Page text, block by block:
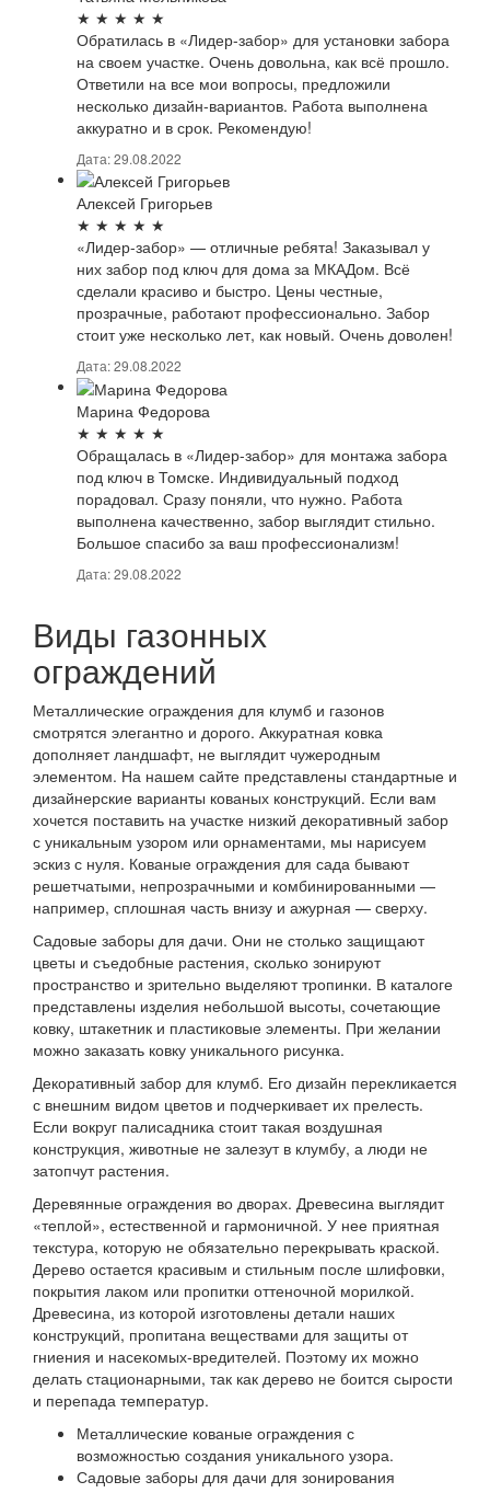
★ ★ ★ ★ ★
Обратилась в «Лидер-забор» для установки забора
на своем участке. Очень довольна, как всё прошло.
Ответили на все мои вопросы, предложили
несколько дизайн-вариантов. Работа выполнена
аккуратно и в срок. Рекомендую!
Дата: 29.08.2022
Алексей Григорьев
★ ★ ★ ★ ★
«Лидер-забор» — отличные ребята! Заказывал у
них забор под ключ для дома за МКАДом. Всё
сделали красиво и быстро. Цены честные,
прозрачные, работают профессионально. Забор
стоит уже несколько лет, как новый. Очень доволен!
Дата: 29.08.2022
Марина Федорова
★ ★ ★ ★ ★
Обращалась в «Лидер-забор» для монтажа забора
под ключ в Томске. Индивидуальный подход
порадовал. Сразу поняли, что нужно. Работа
выполнена качественно, забор выглядит стильно.
Большое спасибо за ваш профессионализм!
Дата: 29.08.2022
Виды газонных
ограждений
Металлические ограждения для клумб и газонов
смотрятся элегантно и дорого. Аккуратная ковка
дополняет ландшафт, не выглядит чужеродным
элементом. На нашем сайте представлены стандартные и
дизайнерские варианты кованых конструкций. Если вам
хочется поставить на участке низкий декоративный забор
с уникальным узором или орнаментами, мы нарисуем
эскиз с нуля. Кованые ограждения для сада бывают
решетчатыми, непрозрачными и комбинированными —
например, сплошная часть внизу и ажурная — сверху.
Садовые заборы для дачи. Они не столько защищают
цветы и съедобные растения, сколько зонируют
пространство и зрительно выделяют тропинки. В каталоге
представлены изделия небольшой высоты, сочетающие
ковку, штакетник и пластиковые элементы. При желании
можно заказать ковку уникального рисунка.
Декоративный забор для клумб. Его дизайн перекликается
с внешним видом цветов и подчеркивает их прелесть.
Если вокруг палисадника стоит такая воздушная
конструкция, животные не залезут в клумбу, а люди не
затопчут растения.
Деревянные ограждения во дворах. Древесина выглядит
«теплой», естественной и гармоничной. У нее приятная
текстура, которую не обязательно перекрывать краской.
Дерево остается красивым и стильным после шлифовки,
покрытия лаком или пропитки оттеночной морилкой.
Древесина, из которой изготовлены детали наших
конструкций, пропитана веществами для защиты от
гниения и насекомых-вредителей. Поэтому их можно
делать стационарными, так как дерево не боится сырости
и перепада температур.
Металлические кованые ограждения с
возможностью создания уникального узора.
Садовые заборы для дачи для зонирования